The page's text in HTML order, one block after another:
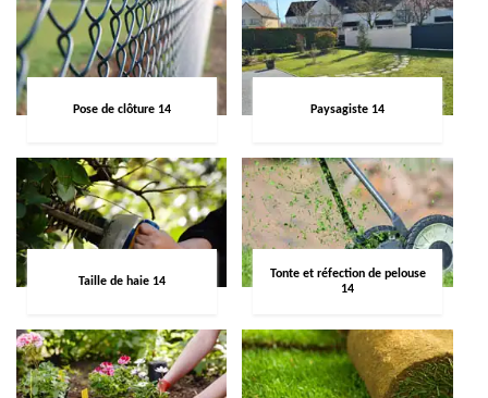
Pose de clôture 14 Paysagiste 14
Taille de haie 14
Tonte et réfection de pelouse
14